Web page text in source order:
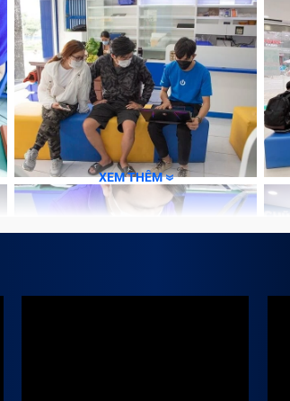
hiện màn hình đen hoặc trên màn hình
nét được,….
thể khởi động ứng dụng camera.
không sắc nét.
đứt cáp kết nối, lỗi xung đột không
XEM THÊM